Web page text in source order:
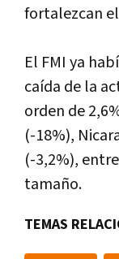
fortalezcan
El FMI ya
caída de la
orden de
(-18%),
(-3,2%),
tamaño.
TEMAS